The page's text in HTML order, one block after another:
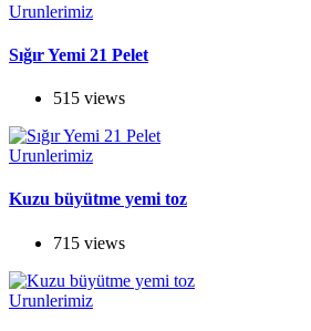
Urunlerimiz
Sığır Yemi 21 Pelet
515 views
Urunlerimiz
Kuzu büyütme yemi toz
715 views
Urunlerimiz